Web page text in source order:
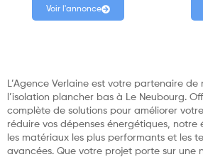
Voir l'annonce
L’Agence Verlaine est votre partenaire
l’isolation plancher bas à Le Neubourg.
complète de solutions pour améliorer
réduire vos dépenses énergétiques, notre
les matériaux les plus performants et les
avancées. Que votre projet porte sur une